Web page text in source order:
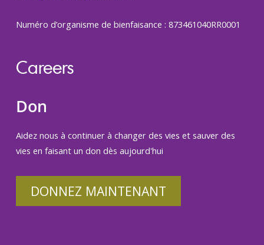
Numéro d’organisme de bienfaisance : 873461040RR0001
Careers
Don
Aidez nous à continuer à changer des vies et sauver des
vies en faisant un don dès aujourd'hui
DONNEZ MAINTENANT